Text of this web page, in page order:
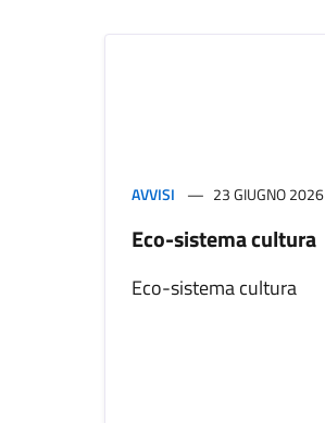
AVVISI 23 GIUGNO 2026
Eco-sistema cultura
Eco-sistema cultura